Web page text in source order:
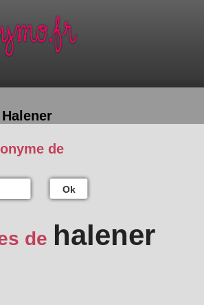
de
Ok
de halener